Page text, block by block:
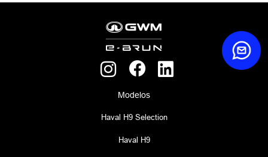
Modelos
Haval H9 Selection
Haval H9